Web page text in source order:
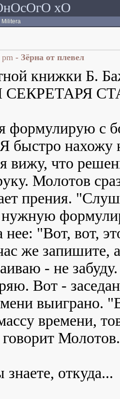
хО
Militera
pm - Зёрна от плевел
книжки Б.
СЕКРЕТАРЯ
формулирую с
Я быстро
вижу, что
Молотов
прения.
нее: "Вот, вот,
же запишите,
- не
Вот -
выиграно.
времени,
Молотов.
откуда...